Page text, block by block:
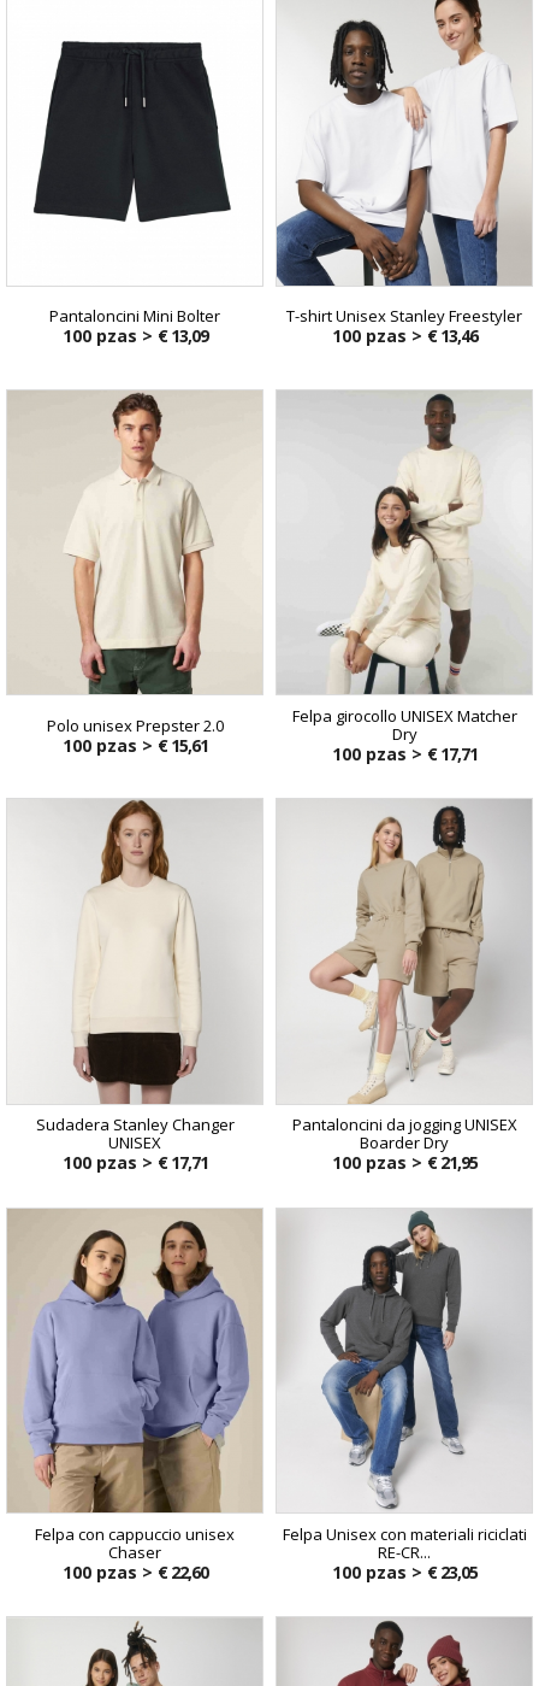
Pantaloncini Mini Bolter
100 pzas > € 13,09
T-shirt Unisex Stanley Freestyler
100 pzas > € 13,46
Polo unisex Prepster 2.0
100 pzas > € 15,61
Felpa girocollo UNISEX Matcher
Dry
100 pzas > € 17,71
Sudadera Stanley Changer
UNISEX
100 pzas > € 17,71
Pantaloncini da jogging UNISEX
Boarder Dry
100 pzas > € 21,95
Felpa con cappuccio unisex
Chaser
100 pzas > € 22,60
Felpa Unisex con materiali riciclati
RE-CR...
100 pzas > € 23,05